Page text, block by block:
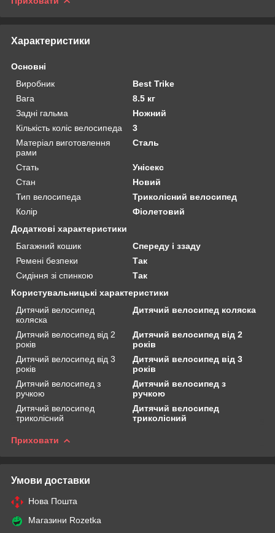
Характеристики
Основні
Виробник
Best Trike
Вага
8.5 кг
Задні гальма
Ножний
Кількість коліс велосипеда
3
Матеріал виготовлення
рами
Сталь
Стать
Унісекс
Стан
Новий
Тип велосипеда
Триколісний велосипед
Колір
Фіолетовий
Додаткові характеристики
Багажний кошик
Спереду і ззаду
Ремені безпеки
Так
Сидіння зі спинкою
Так
Користувальницькі характеристики
Дитячий велосипед
коляска
Дитячий велосипед коляска
Дитячий велосипед від 2
років
Дитячий велосипед від 2
років
Дитячий велосипед від 3
років
Дитячий велосипед від 3
років
Дитячий велосипед з
ручкою
Дитячий велосипед з
ручкою
Дитячий велосипед
триколісний
Дитячий велосипед
триколісний
Приховати
Умови доставки
Нова Пошта
Магазини Rozetka